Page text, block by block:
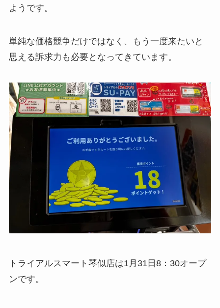
ようです。
単純な価格競争だけではなく、もう一度来たいと
思える訴求力も必要となってきています。
トライアルスマート琴似店は1月31日8：30オープ
ンです。